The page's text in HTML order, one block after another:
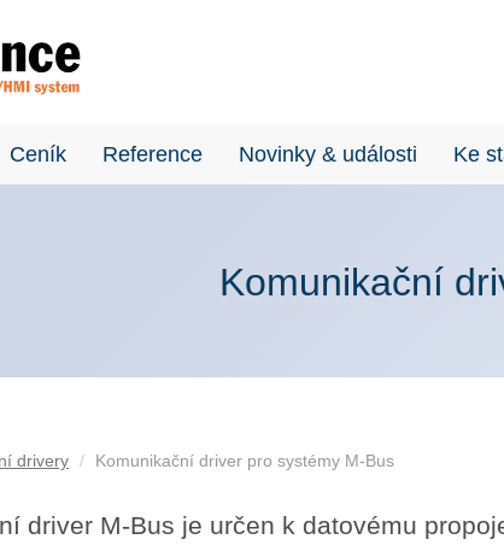
Ceník Reference Novinky & události Ke
Komunikační
drivery Komunikační driver pro systémy M-Bus
driver M-Bus je určen k datovému